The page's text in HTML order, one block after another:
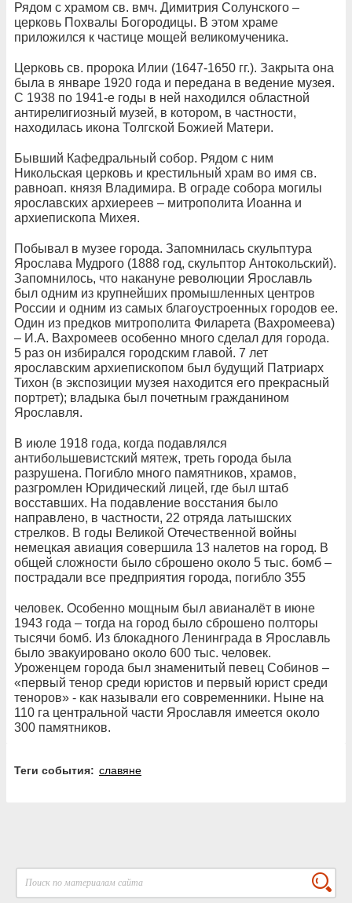
Рядом с храмом св. вмч. Димитрия Солунского –
церковь Похвалы Богородицы. В этом храме
приложился к частице мощей великомученика.
Церковь св. пророка Илии (1647-1650 гг.). Закрыта она
была в январе 1920 года и передана в ведение музея.
С 1938 по 1941-е годы в ней находился областной
антирелигиозный музей, в котором, в частности,
находилась икона Толгской Божией Матери.
Бывший Кафедральный собор. Рядом с ним
Никольская церковь и крестильный храм во имя св.
равноап. князя Владимира. В ограде собора могилы
ярославских архиереев – митрополита Иоанна и
архиепископа Михея.
Побывал в музее города. Запомнилась скульптура
Ярослава Мудрого (1888 год, скульптор Антокольский).
Запомнилось, что накануне революции Ярославль
был одним из крупнейших промышленных центров
России и одним из самых благоустроенных городов ее.
Один из предков митрополита Филарета (Вахромеева)
– И.А. Вахромеев особенно много сделал для города.
5 раз он избирался городским главой. 7 лет
ярославским архиепископом был будущий Патриарх
Тихон (в экспозиции музея находится его прекрасный
портрет); владыка был почетным гражданином
Ярославля.
В июле 1918 года, когда подавлялся
антибольшевистский мятеж, треть города была
разрушена. Погибло много памятников, храмов,
разгромлен Юридический лицей, где был штаб
восставших. На подавление восстания было
направлено, в частности, 22 отряда латышских
стрелков. В годы Великой Отечественной войны
немецкая авиация совершила 13 налетов на город. В
общей сложности было сброшено около 5 тыс. бомб –
пострадали все предприятия города, погибло 355
человек. Особенно мощным был авианалёт в июне
1943 года – тогда на город было сброшено полторы
тысячи бомб. Из блокадного Ленинграда в Ярославль
было эвакуировано около 600 тыс. человек.
Уроженцем города был знаменитый певец Собинов –
«первый тенор среди юристов и первый юрист среди
теноров» - как называли его современники. Ныне на
110 га центральной части Ярославля имеется около
300 памятников.
Теги события: славяне